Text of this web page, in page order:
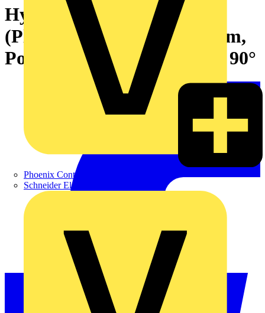
Phoenix Contact
Schneider Electric
Hybridsteckverbinder
(Platinenanschluss), 7.62 mm,
Polzahl: 5, Abgangswinkel: 90°